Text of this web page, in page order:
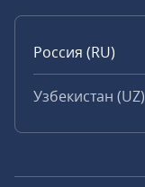
Россия (RU)
Узбекистан (UZ)